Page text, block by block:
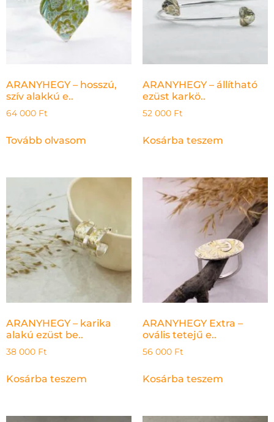
ARANYHEGY – hosszú,
szív alakkú e..
64 000 Ft
Tovább olvasom
ARANYHEGY – állítható
ezüst karkö..
52 000 Ft
Kosárba teszem
ARANYHEGY – karika
alakú ezüst be..
38 000 Ft
Kosárba teszem
ARANYHEGY Extra –
ovális tetejű e..
56 000 Ft
Kosárba teszem